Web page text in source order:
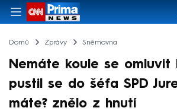
Domů Zprávy Sněmovna
Nemáte koule se omluvit
pustil se do šéfa SPD
máte? znělo z hnutí